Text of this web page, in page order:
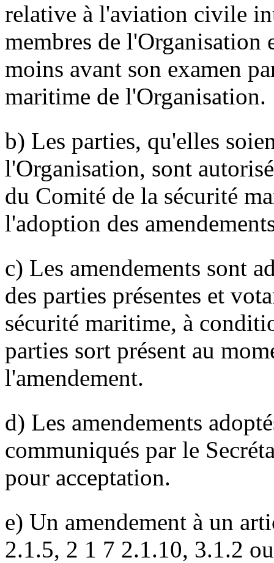
relative à l'aviation civile
membres de l'Organisation
moins avant son examen
maritime de l'Organisation.
b) Les parties, qu'elles
l'Organisation, sont
du Comité de la sécurité
l'adoption des
c) Les amendements sont
des parties présentes et
sécurité maritime, à
parties sort présent au
l'amendement.
d) Les amendements
communiqués par le
pour acceptation.
e) Un amendement à un
2.1.5, 2 1 7 2.1.10, 3.1.2